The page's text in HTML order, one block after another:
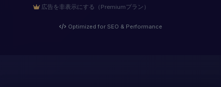
広告を非表示にする（Premiumプラン）
Optimized for SEO & Performance